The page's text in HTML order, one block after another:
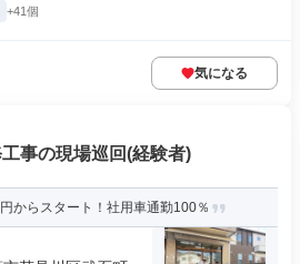
+41個
気になる
事の現場巡回(経験者)
からスタート！社用車通勤100％